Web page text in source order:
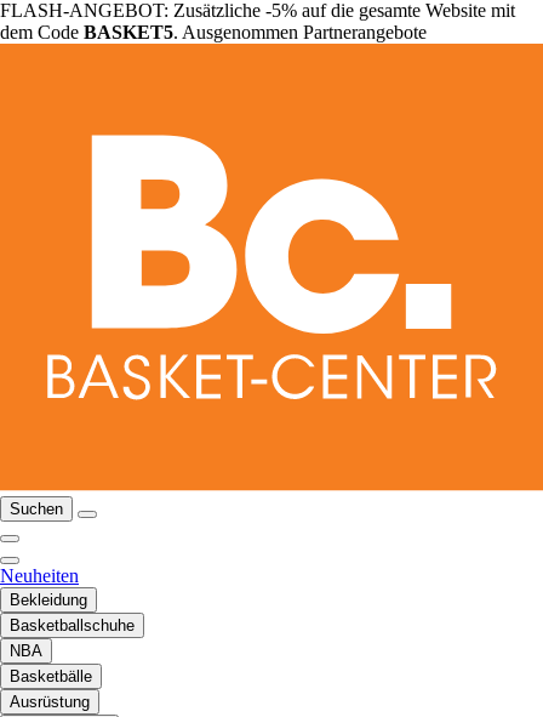
FLASH-ANGEBOT: Zusätzliche -5% auf die gesamte Website mit
dem Code BASKET5. Ausgenommen Partnerangebote
Suchen
Neuheiten
Bekleidung
Basketballschuhe
NBA
Basketbälle
Ausrüstung